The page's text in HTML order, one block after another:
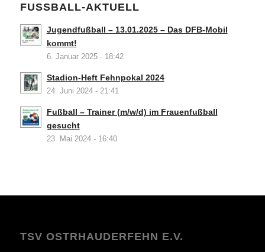
FUSSBALL-AKTUELL
Jugendfußball – 13.01.2025 – Das DFB-Mobil
kommt!
6. Januar 2025 - 18:42
Stadion-Heft Fehnpokal 2024
24. Juni 2024 - 21:41
Fußball – Trainer (m/w/d) im Frauenfußball
gesucht
23. Mai 2024 - 16:40
TSV OSTRHAUDERFEHN E.V.